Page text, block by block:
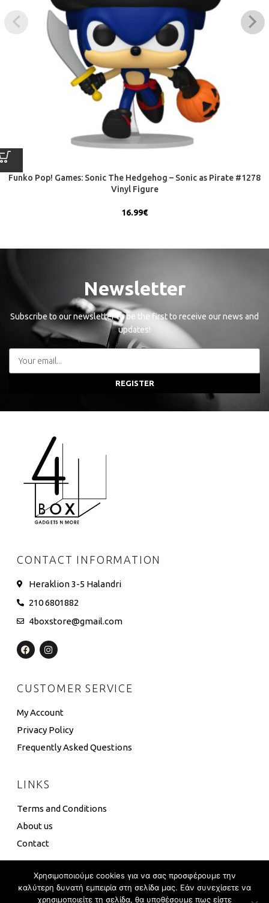
Funko Pop! Games: Sonic The Hedgehog – Sonic as Pirate #1278
Vinyl Figure
16.99€
Newsletter
Subscribe to our newsletter to be the first to receive our news and
updates!
REGISTER
CONTACT INFORMATION
Heraklion 3-5 Halandri
210 6801882
4boxstore@gmail.com
CUSTOMER SERVICE
My Account
Privacy Policy
Frequently Asked Questions
LINKS
Terms and Conditions
About us
Contact
Χρησιμοποιούμε cookies για να σας προσφέρουμε την
καλύτερη δυνατή εμπειρία στη σελίδα μας. Εάν συνεχίσετε να
χρησιμοποιείτε τη σελίδα, θα υποθέσουμε πως είστε